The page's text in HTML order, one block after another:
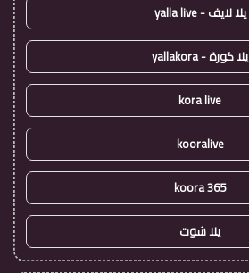
يلا لايف - yalla live
يلا كورة - yallakora
kora live
kooralive
koora 365
يلا شوت